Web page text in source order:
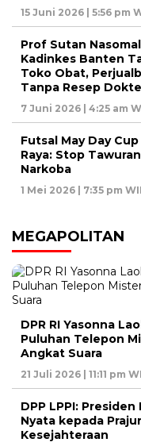
15 Juni 2026 | 5:56 pm
Prof Sutan
Kadinkes Banten
Toko Obat,
Tanpa Resep
7 Juni 2026 | 4:25 am
Futsal May Day
Raya: Stop
Narkoba
1 Mei 2026 | 7:35 pm
MEGAPOLITAN
DPR RI Yasonna
Puluhan Telepon
Angkat Suara
21 Juli 2026 | 11:11 pm
DPP LPPI:
Nyata kepada
Kesejahteraan